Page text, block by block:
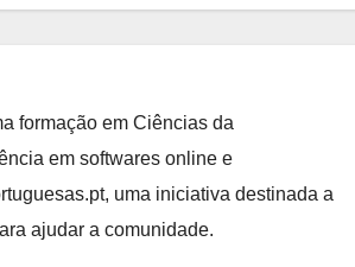
formação em Ciências da
em softwares online e
uma iniciativa destinada a
ajudar a comunidade.